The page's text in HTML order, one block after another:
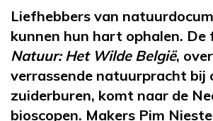
Liefhebbers van
kunnen hun hart ophalen. De
Natuur: Het Wilde België,
verrassende natuurpracht bij
zuiderburen, komt naar de
bioscopen. Makers Pim